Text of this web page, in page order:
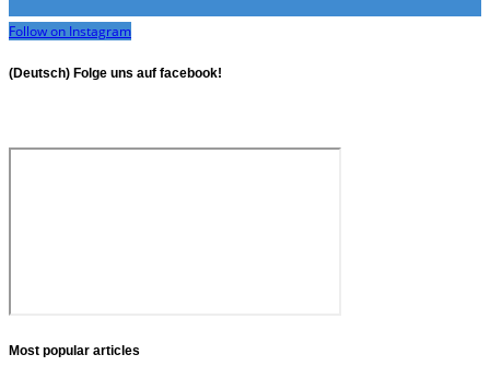
Follow on Instagram
(Deutsch) Folge uns auf facebook!
Most popular articles